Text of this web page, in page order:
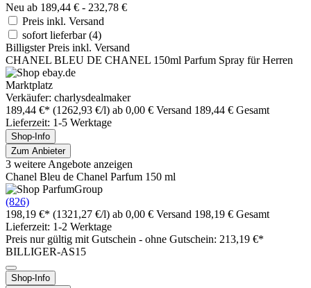
Neu ab 189,44 € - 232,78 €
Preis inkl. Versand
sofort lieferbar(4)
Billigster Preis inkl. Versand
CHANEL BLEU DE CHANEL 150ml Parfum Spray für Herren
Marktplatz
Verkäufer: charlysdealmaker
189,44 €* (1262,93 €/l) ab 0,00 € Versand 189,44 € Gesamt
Lieferzeit: 1-5 Werktage
Shop-Info
Zum Anbieter
3 weitere Angebote anzeigen
Chanel Bleu de Chanel Parfum 150 ml
(826)
198,19 €* (1321,27 €/l) ab 0,00 € Versand 198,19 € Gesamt
Lieferzeit: 1-2 Werktage
Preis nur gültig mit Gutschein - ohne Gutschein: 213,19 €*
BILLIGER-AS15
Shop-Info